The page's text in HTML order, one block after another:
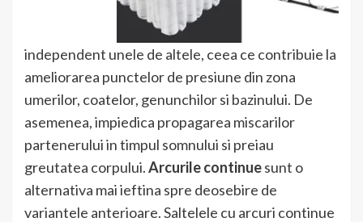
independent unele de altele, ceea ce contribuie la
ameliorarea punctelor de presiune din zona
umerilor, coatelor, genunchilor si bazinului. De
asemenea, impiedica propagarea miscarilor
partenerului in timpul somnului si preiau
greutatea corpului.Arcurile continuesunt o
alternativa mai ieftina spre deosebire de
variantele anterioare. Saltelele cu arcuri continue